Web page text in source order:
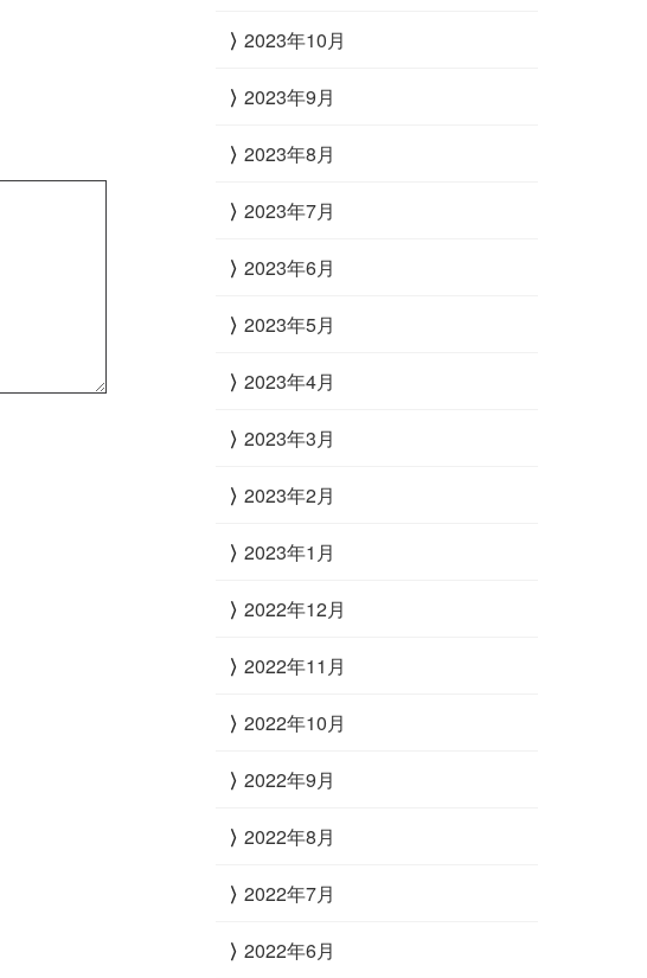
2023年10月
2023年9月
2023年8月
2023年7月
2023年6月
2023年5月
2023年4月
2023年3月
2023年2月
2023年1月
2022年12月
2022年11月
2022年10月
2022年9月
2022年8月
2022年7月
2022年6月